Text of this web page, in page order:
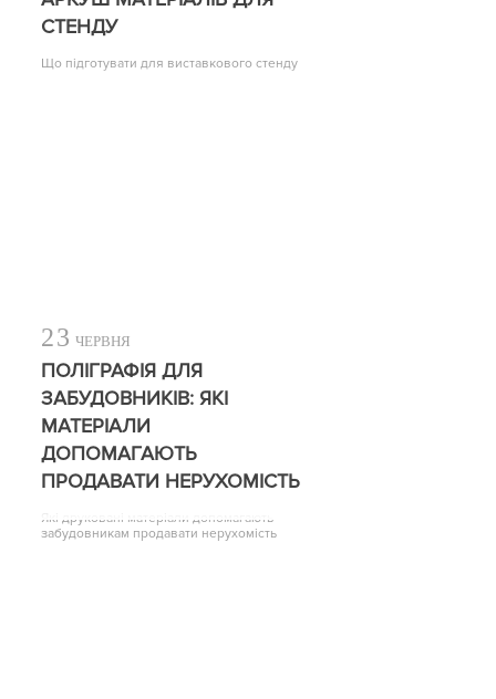
СТЕНДУ
Що підготувати для виставкового стенду
23 ЧЕРВНЯ
ПОЛІГРАФІЯ ДЛЯ
ЗАБУДОВНИКІВ: ЯКІ
МАТЕРІАЛИ
ДОПОМАГАЮТЬ
ПРОДАВАТИ НЕРУХОМІСТЬ
Які друковані матеріали допомагають
забудовникам продавати нерухомість